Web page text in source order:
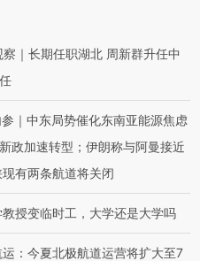
察｜长期任职湖北 周新群升任中
｜中东局势催化东南亚能源焦虑
政加速转型；伊朗称与阿曼接近
有两条航道将关闭
教授变临时工，大学还是大学吗
：今夏北极航道运营将扩大至7